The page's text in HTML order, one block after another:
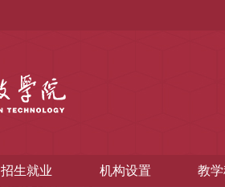
招生就业 机构设置 教